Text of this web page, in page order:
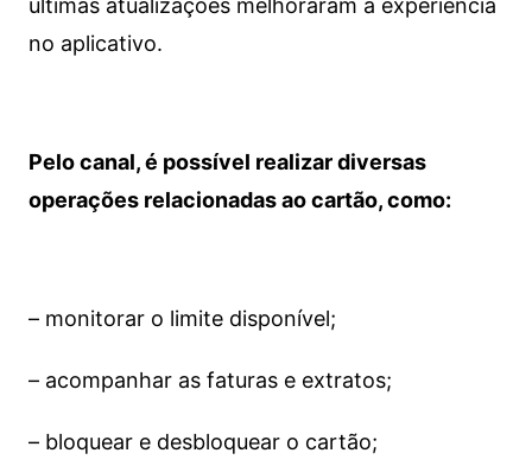
últimas atualizações melhoraram a experiência
no aplicativo.
Pelo canal, é possível realizar diversas
operações relacionadas ao cartão, como:
– monitorar o limite disponível;
– acompanhar as faturas e extratos;
– bloquear e desbloquear o cartão;